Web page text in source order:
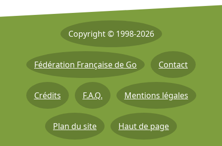
Copyright © 1998-2026
Fédération Française de Go Contact
Crédits F.A.Q. Mentions légales
Plan du site Haut de page